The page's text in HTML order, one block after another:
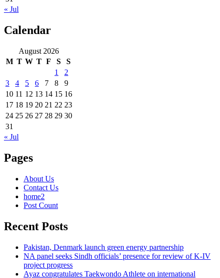
« Jul
Calendar
August 2026
M T W T F S
S
1
2
3
4 5 6 7 8
9
10 11 12 13 14 15 16
17 18 19 20 21 22 23
24 25 26 27 28 29 30
31
« Jul
Pages
About Us
Contact Us
home2
Post Count
Recent Posts
Pakistan, Denmark launch green energy partnership
NA panel seeks Sindh officials’ presence for review of K-IV
project progress
Ayaz congratulates Taekwondo Athlete on international